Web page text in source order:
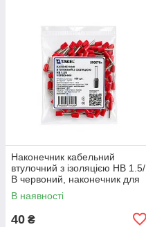
Наконечник кабельний
втулочний з ізоляцією HB 1.5/
В червоний, наконечник для
обтискання кінців проводки
В наявності
40 ₴